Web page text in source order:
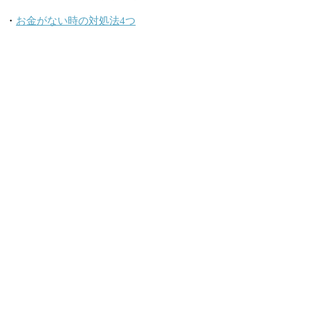
・ お金がない時の対処法4つ